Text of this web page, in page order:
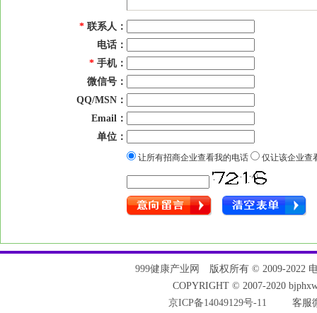
* 联系人：
电话：
* 手机：
微信号：
QQ/MSN：
Email：
单位：
让所有招商企业查看我的电话 仅让该企业查
999健康产业网
版权所有 © 2009-2022 电
COPYRIGHT © 2007-2020
京ICP备14049129号-11
客服